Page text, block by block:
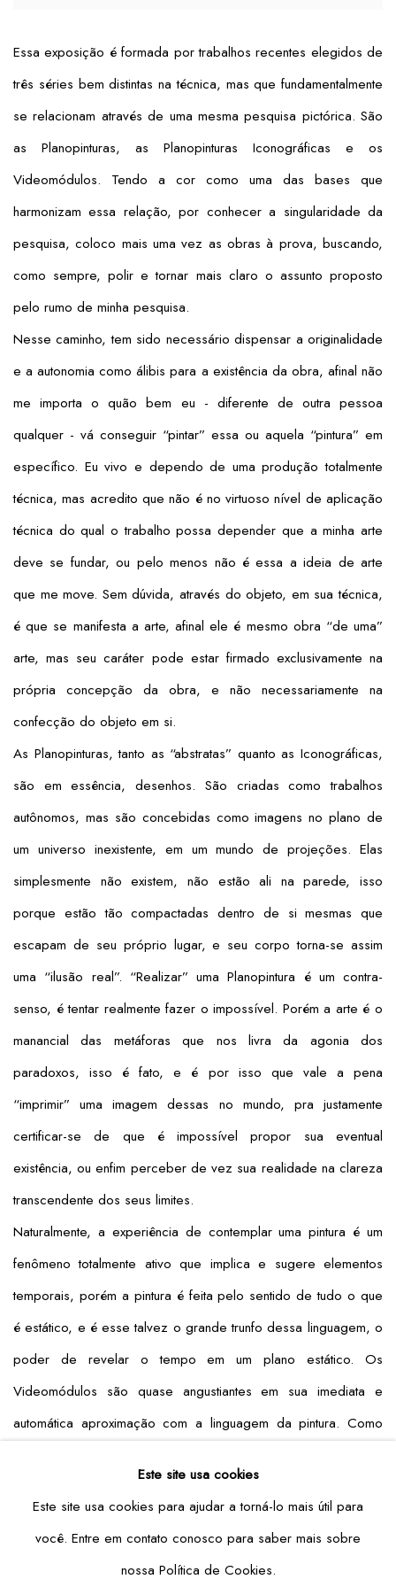
Essa exposição é formada por trabalhos recentes elegidos de
três séries bem distintas na técnica, mas que fundamentalmente
se relacionam através de uma mesma pesquisa pictórica. São
as Planopinturas, as Planopinturas Iconográficas e os
Videomódulos. Tendo a cor como uma das bases que
harmonizam essa relação, por conhecer a singularidade da
pesquisa, coloco mais uma vez as obras à prova, buscando,
como sempre, polir e tornar mais claro o assunto proposto
pelo rumo de minha pesquisa.
Nesse caminho, tem sido necessário dispensar a originalidade
e a autonomia como álibis para a existência da obra, afinal não
me importa o quão bem eu - diferente de outra pessoa
qualquer - vá conseguir “pintar” essa ou aquela “pintura” em
específico. Eu vivo e dependo de uma produção totalmente
técnica, mas acredito que não é no virtuoso nível de aplicação
técnica do qual o trabalho possa depender que a minha arte
deve se fundar, ou pelo menos não é essa a ideia de arte
que me move. Sem dúvida, através do objeto, em sua técnica,
é que se manifesta a arte, afinal ele é mesmo obra “de uma”
arte, mas seu caráter pode estar firmado exclusivamente na
própria concepção da obra, e não necessariamente na
confecção do objeto em si.
As Planopinturas, tanto as “abstratas” quanto as Iconográficas,
são em essência, desenhos. São criadas como trabalhos
autônomos, mas são concebidas como imagens no plano de
um universo inexistente, em um mundo de projeções. Elas
simplesmente não existem, não estão ali na parede, isso
porque estão tão compactadas dentro de si mesmas que
escapam de seu próprio lugar, e seu corpo torna-se assim
uma “ilusão real”. “Realizar” uma Planopintura é um contra-
senso, é tentar realmente fazer o impossível. Porém a arte é o
manancial das metáforas que nos livra da agonia dos
paradoxos, isso é fato, e é por isso que vale a pena
“imprimir” uma imagem dessas no mundo, pra justamente
certificar-se de que é impossível propor sua eventual
existência, ou enfim perceber de vez sua realidade na clareza
transcendente dos seus limites.
Naturalmente, a experiência de contemplar uma pintura é um
fenômeno totalmente ativo que implica e sugere elementos
temporais, porém a pintura é feita pelo sentido de tudo o que
é estático, e é esse talvez o grande trunfo dessa linguagem, o
poder de revelar o tempo em um plano estático. Os
Videomódulos são quase angustiantes em sua imediata e
automática aproximação com a linguagem da pintura. Como
processo o fato de só poderem ser vistos quando estiverem
acabadamente “pintados”, porque o seu processo de
Este site usa cookies
Este site usa cookies para ajudar a torná-lo mais útil para
você. Entre em contato conosco para saber mais sobre
nossa Política de Cookies.